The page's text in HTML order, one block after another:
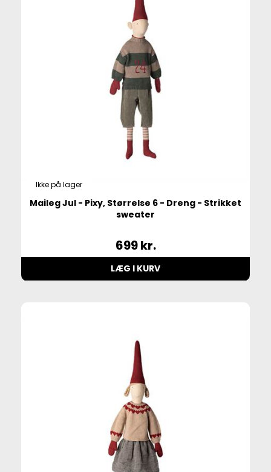
Ikke på lager
Maileg Jul - Pixy, Størrelse 6 - Dreng - Strikket
sweater
699kr.
LÆG I KURV